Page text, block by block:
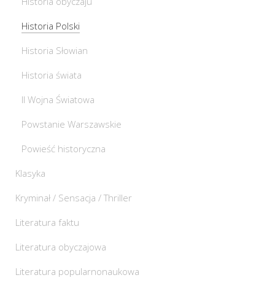
Historia Polski
Historia Słowian
Historia świata
II Wojna Światowa
Powstanie Warszawskie
Powieść historyczna
Klasyka
Kryminał / Sensacja / Thriller
Literatura faktu
Literatura obyczajowa
Literatura popularnonaukowa